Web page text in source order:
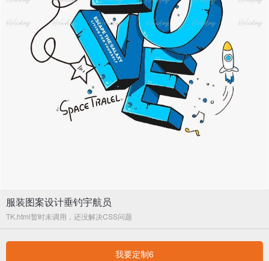
服装图案设计垂钓宇航员
TK.html暂时未调用，还没解决CSS问题
我要定制6